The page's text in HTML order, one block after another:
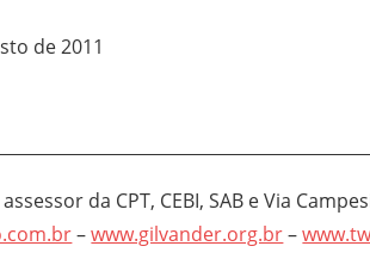
de 2011
da CPT, CEBI, SAB e Via
–www.gilvander.org.br–